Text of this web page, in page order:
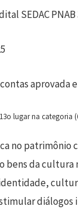
SEDAC PNAB
aprovada
13o lugar na categoria
no patrimônio
bens da cultura
diálogos